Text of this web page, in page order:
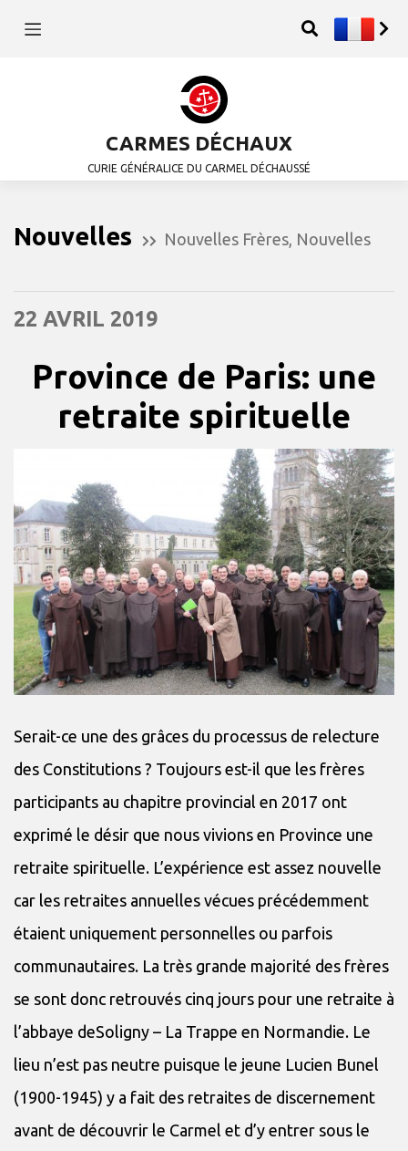
CARMES DÉCHAUX
CURIE GÉNÉRALICE DU CARMEL DÉCHAUSSÉ
Nouvelles Nouvelles Frères Nouvelles
22 AVRIL 2019
Province de Paris: une
retraite spirituelle
Serait-ce une des grâces du processus de relecture
des Constitutions ? Toujours est-il que les frères
participants au chapitre provincial en 2017 ont
exprimé le désir que nous vivions en Province une
retraite spirituelle. L’expérience est assez nouvelle
car les retraites annuelles vécues précédemment
étaient uniquement personnelles ou parfois
communautaires. La très grande majorité des frères
se sont donc retrouvés cinq jours pour une retraite à
l’abbaye deSoligny – La Trappe en Normandie. Le
lieu n’est pas neutre puisque le jeune Lucien Bunel
(1900-1945) y a fait des retraites de discernement
avant de découvrir le Carmel et d’y entrer sous le